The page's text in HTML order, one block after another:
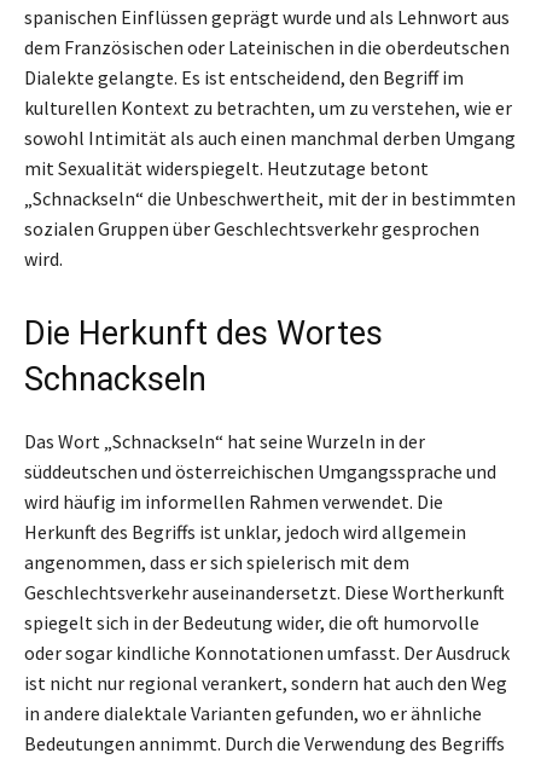
spanischen Einflüssen geprägt wurde und als Lehnwort aus
dem Französischen oder Lateinischen in die oberdeutschen
Dialekte gelangte. Es ist entscheidend, den Begriff im
kulturellen Kontext zu betrachten, um zu verstehen, wie er
sowohl Intimität als auch einen manchmal derben Umgang
mit Sexualität widerspiegelt. Heutzutage betont
„Schnackseln“ die Unbeschwertheit, mit der in bestimmten
sozialen Gruppen über Geschlechtsverkehr gesprochen
wird.
Die Herkunft des Wortes
Schnackseln
Das Wort „Schnackseln“ hat seine Wurzeln in der
süddeutschen und österreichischen Umgangssprache und
wird häufig im informellen Rahmen verwendet. Die
Herkunft des Begriffs ist unklar, jedoch wird allgemein
angenommen, dass er sich spielerisch mit dem
Geschlechtsverkehr auseinandersetzt. Diese Wortherkunft
spiegelt sich in der Bedeutung wider, die oft humorvolle
oder sogar kindliche Konnotationen umfasst. Der Ausdruck
ist nicht nur regional verankert, sondern hat auch den Weg
in andere dialektale Varianten gefunden, wo er ähnliche
Bedeutungen annimmt. Durch die Verwendung des Begriffs